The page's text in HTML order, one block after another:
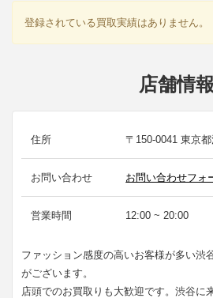
登録されている買取実績はありません。
店舗情報
住所 〒150-0041 東京
お問い合わせ お問い合わせフォ
営業時間 12:00 ~ 20:00
ファッション感度の高いお客様が多い渋
がございます。
店頭でのお買取りも大歓迎です。渋谷に